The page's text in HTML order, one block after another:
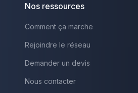
Nos ressources
Comment ça marche
Rejoindre le réseau
Demander un devis
Nous contacter